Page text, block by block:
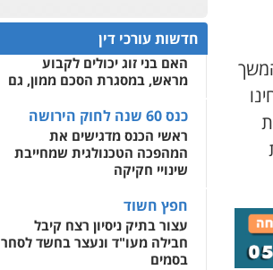
מהמקום לכביש 2, אל כביש 65 ובהמשך
ומעצרים סייבר ניהול
משברים פליליים
0506355388
עו"ד דרוויש נאשף
פלילי פשיעה חמורה
אדם
0527448141
חליל ביאדי – משרד
עורכי דין
פלילי דיני תעבורה מעצרים
0522508109
אחסון אתרים
מהירות הגנה גיבוי
לעורכי דין
מרכז התחלה חדשה
שירותים מקצועיים לעורכי
דין
0544500346
חדשות עורכי דין
המתח שבין חוק יחסי ממון
לבין חוק הירושה
האם בני זוג יכולים לקבוע
מראש, במסגרת הסכם ממון, גם
כנס 60 שנה לחוק הירושה
ראשי הכנס מדגישים את
המהפכה הטכנולגית שמחייבת
שינויי חקיקה
חפץ חשוד
עצור בתיק ניסיון רצח קיבל
חבילה מעו"ד ונעצר בחשד לסחר
בסמים